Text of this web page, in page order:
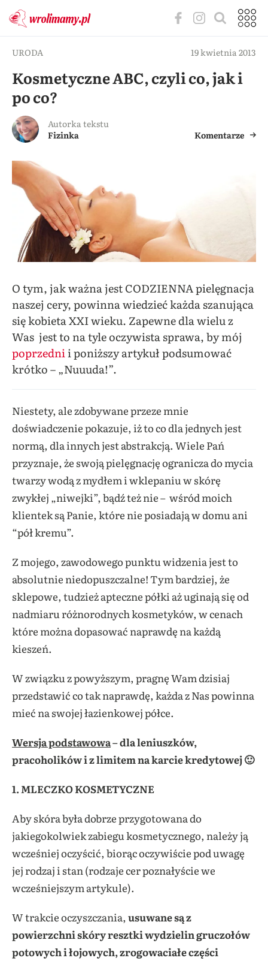
URODA 19 kwietnia 2013
Kosmetyczne ABC, czyli co, jak i
po co?
Autorka tekstu
Fizinka
Komentarze
O tym, jak ważna jest CODZIENNA pielęgnacja
naszej cery, powinna wiedzieć każda szanująca
się kobieta XXI wieku. Zapewne dla wielu z
Was jest to na tyle oczywista sprawa, by mój
poprzednii poniższy artykuł podsumować
krótko – „Nuuuda!”.
Niestety, ale zdobywane przeze mnie
doświadczenie pokazuje, iż to co dla jednych jest
normą, dla innych jest abstrakcją. Wiele Pań
przyznaje, że swoją pielęgnację ogranicza do mycia
twarzy wodą z mydłem i wklepaniu w skórę
zwykłej „niwejki”, bądź też nie – wśród moich
klientek są Panie, które nie posiadają w domu ani
“pół kremu”.
Z mojego, zawodowego punktu widzenia jest to
absolutnie niedopuszczalne! Tym bardziej, że
sklepowe, tudzież apteczne półki aż uginają się od
nadmiaru różnorodnych kosmetyków, w cenach
które można dopasować naprawdę na każdą
kieszeń.
W związku z powyższym, pragnę Wam dzisiaj
przedstawić co tak naprawdę, każda z Nas powinna
mieć na swojej łazienkowej półce.
Wersja podstawowa– dla leniuszków,
pracoholików i z limitem na karcie kredytowej 🙂
1. MLECZKO KOSMETYCZNE
Aby skóra była dobrze przygotowana do
jakiegokolwiek zabiegu kosmetycznego, należy ją
wcześniej oczyścić, biorąc oczywiście pod uwagę
jej rodzaj i stan (rodzaje cer poznałyście we
wcześniejszym artykule).
W trakcie oczyszczania,usuwane są z
powierzchni skóry resztki wydzielin gruczołów
potowych i łojowych, zrogowaciałe części